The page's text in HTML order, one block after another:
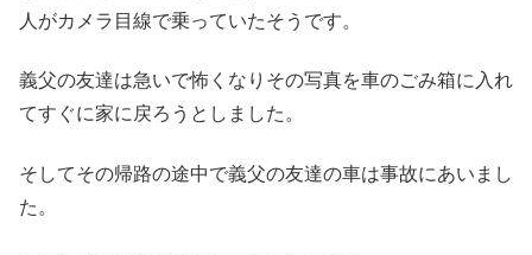
人がカメラ目線で乗っていたそうです。
義父の友達は急いで怖くなりその写真を車のごみ箱に入れ
てすぐに家に戻ろうとしました。
そしてその帰路の途中で義父の友達の車は事故にあいまし
た。